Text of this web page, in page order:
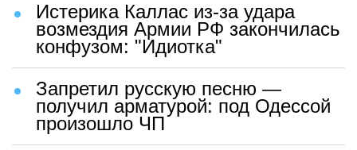
Истерика Каллас из-за удара
возмездия Армии РФ закончилась
конфузом: "Идиотка"
Запретил русскую песню —
получил арматурой: под Одессой
произошло ЧП